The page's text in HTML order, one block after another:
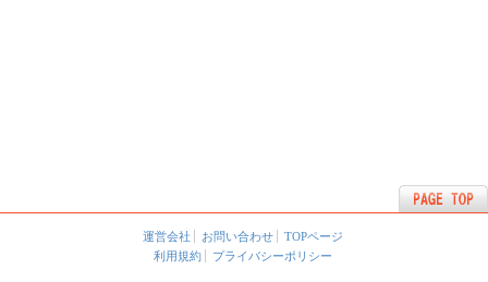
運営会社 お問い合わせ
TOPページ
利用規約
プライバシーポリシー